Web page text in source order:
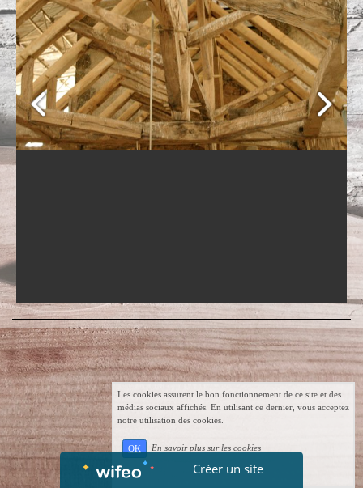
Créer un site
Les cookies assurent le bon fonctionnement de ce site et des
médias sociaux affichés. En utilisant ce dernier, vous acceptez
notre utilisation des cookies.
OK En savoir plus sur les cookies